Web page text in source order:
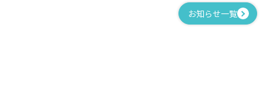
お知らせ一覧